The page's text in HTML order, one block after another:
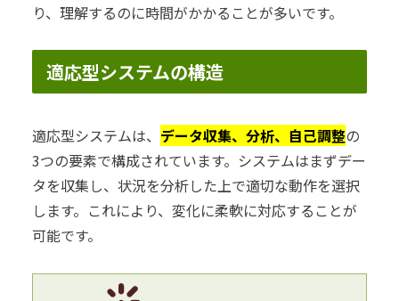
り、理解するのに時間がかかることが多いです。
適応型システムの構造
適応型システムは、 データ収集、分析、自己調整の
3つの要素で構成されています。システムはまずデー
タを収集し、状況を分析した上で適切な動作を選択
します。これにより、変化に柔軟に対応することが
可能です。